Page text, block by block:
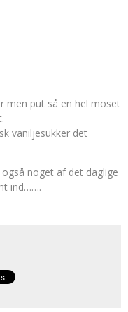
men put så en hel moset
vaniljesukker det
noget af det daglige
ind…….